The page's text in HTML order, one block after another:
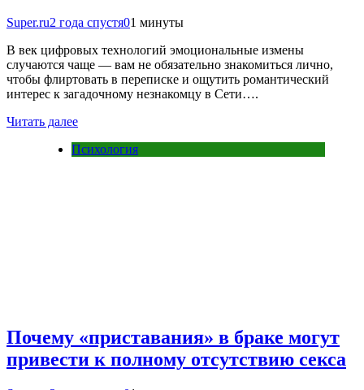
Super.ru2 года спустя01 минуты
В век цифровых технологий эмоциональные измены
случаются чаще — вам не обязательно знакомиться лично,
чтобы флиртовать в переписке и ощутить романтический
интерес к загадочному незнакомцу в Сети….
Читать далее
Психология
Почему «приставания» в браке могут
привести к полному отсутствию секса